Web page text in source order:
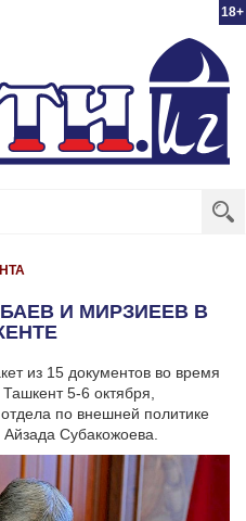
18+
И МИРЗИЕЕВ В
из 15 документов во время
5-6 октября,
по внешней политике
Субакожоева.